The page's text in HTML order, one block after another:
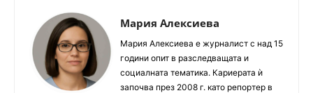
Мария Алексиева
Мария Алексиева е журналист с над 15
години опит в разследващата и
социалната тематика. Кариерата ѝ
започва през 2008 г. като репортер в